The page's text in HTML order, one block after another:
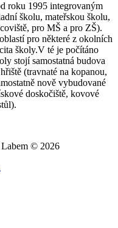
roku 1995 integrovaným
školu, mateřskou školu,
pro MŠ a pro ZŠ).
pro některé z okolních
školy.V té je počítáno
stojí samostatná budova
(travnaté na kopanou,
nově vybudované
doskočiště, kovové
© 2026